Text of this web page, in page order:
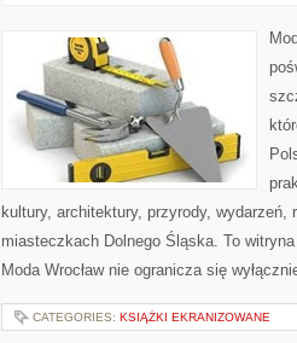
kultury, architektury, przyrody,
miasteczkach Dolnego Śląska. To
Moda Wrocław nie ogranicza się
CATEGORIES: KSIĄŻKI EKRANIZOWANE